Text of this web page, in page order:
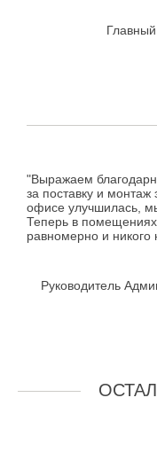
"Выражаем
за поставку и
офисе улучшилась,
Теперь в помещениях
равномерно и никого
Руководитель